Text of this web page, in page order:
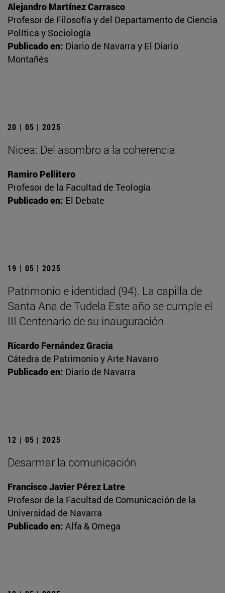
Alejandro Martínez Carrasco
Profesor de Filosofía y del Departamento de Ciencia
Política y Sociología
Publicado en: Diario de Navarra y El Diario
Montañés
20 | 05 | 2025
Nicea: Del asombro a la coherencia
Ramiro Pellitero
Profesor de la Facultad de Teología
Publicado en: El Debate
19 | 05 | 2025
Patrimonio e identidad (94). La capilla de
Santa Ana de Tudela Este año se cumple el
III Centenario de su inauguración
Ricardo Fernández Gracia
Cátedra de Patrimonio y Arte Navarro
Publicado en: Diario de Navarra
12 | 05 | 2025
Desarmar la comunicación
Francisco Javier Pérez Latre
Profesor de la Facultad de Comunicación de la
Universidad de Navarra
Publicado en: Alfa & Omega